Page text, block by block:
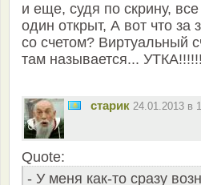
и еще, судя по скрину,
один открыт, А вот что за
со счетом? Виртуальный
там называется... УТКА!!!!!!
старик 24.01.2013 в
Quote:
- У меня как-то сразу